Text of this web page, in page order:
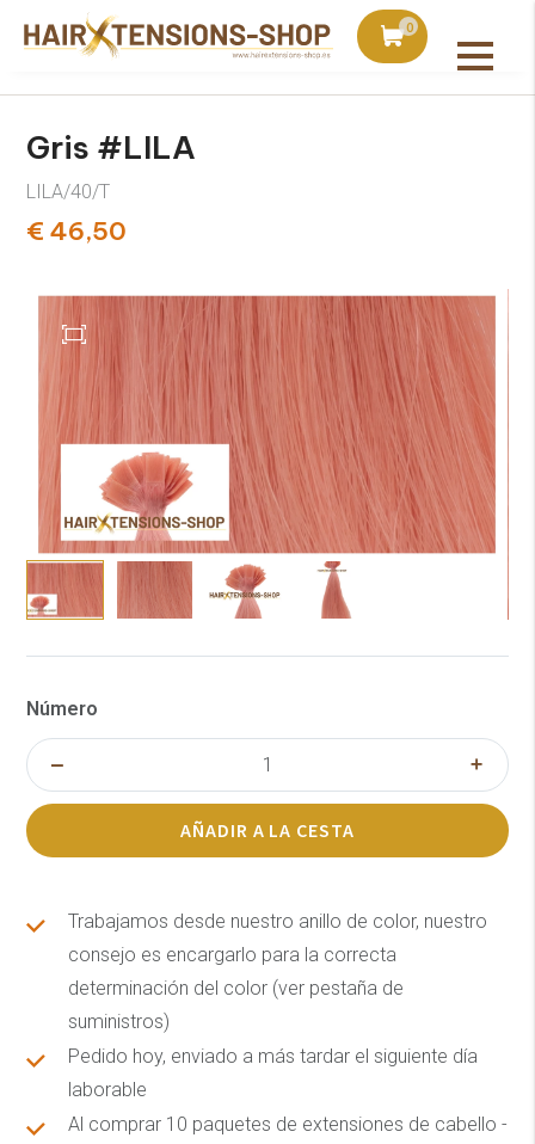
0
con pedidos superiores a 75€ Pedido hoy, enviado
Todos los productos
Gris #LILA
LILA/40/T
€ 46,50
Número
AÑADIR A LA CESTA
Trabajamos desde nuestro anillo de color, nuestro
consejo es encargarlo para la correcta
determinación del color (ver pestaña de
suministros)
Pedido hoy, enviado a más tardar el siguiente día
laborable
Al comprar 10 paquetes de extensiones de cabello -